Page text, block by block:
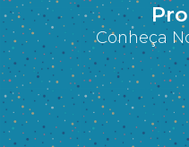
Conheça